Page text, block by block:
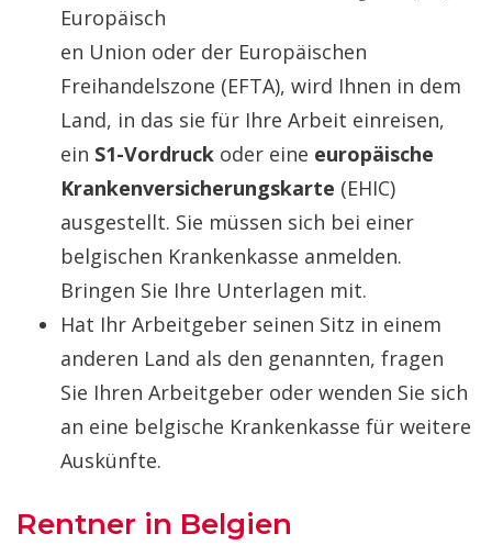
Europäisch
en Union oder der Europäischen
Freihandelszone (EFTA), wird Ihnen in dem
Land, in das sie für Ihre Arbeit einreisen,
ein S1-Vordruck oder eine europäische
Krankenversicherungskarte (EHIC)
ausgestellt. Sie müssen sich bei einer
belgischen Krankenkasse anmelden.
Bringen Sie Ihre Unterlagen mit.
Hat Ihr Arbeitgeber seinen Sitz in einem
anderen Land als den genannten, fragen
Sie Ihren Arbeitgeber oder wenden Sie sich
an eine belgische Krankenkasse für weitere
Auskünfte.
Rentner in Belgien